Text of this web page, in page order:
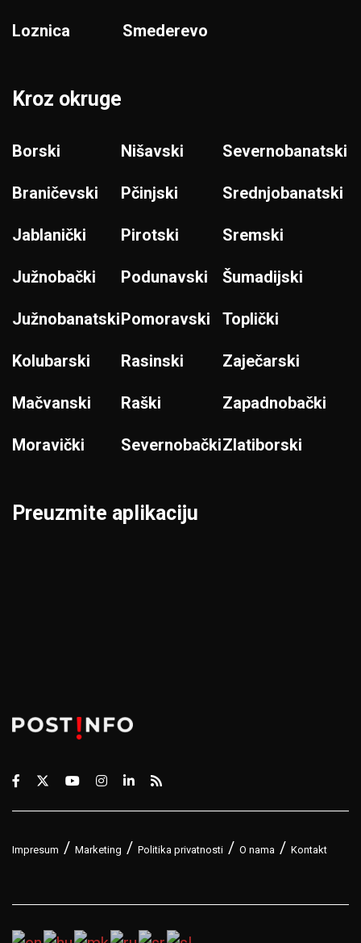
Loznica Smederevo
Kroz okruge
Borski
Braničevski
Jablanički
Južnobački
Južnobanatski
Kolubarski
Mačvanski
Moravički
Nišavski
Pčinjski
Pirotski
Podunavski
Pomoravski
Rasinski
Raški
Severnobački
Severnobanatski
Srednjobanatski
Sremski
Šumadijski
Toplički
Zaječarski
Zapadnobački
Zlatiborski
Preuzmite aplikaciju
Impresum Marketing Politika privatnosti O nama Kontakt